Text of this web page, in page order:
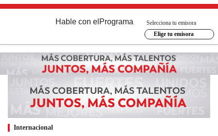
Hable con el Programa
Selecciona tu emisora
Elige tu emisora
Internacional